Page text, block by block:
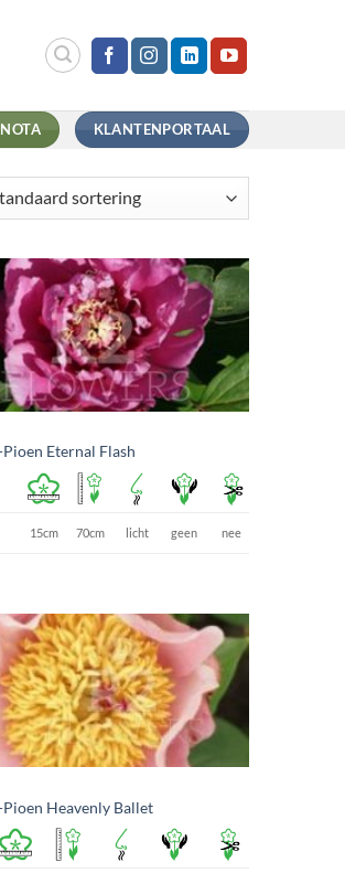
KLANTENPORTAAL
Eternal Flash
15cm 70cm licht geen nee
Pioen Heavenly Ballet